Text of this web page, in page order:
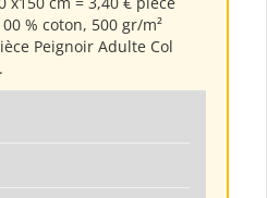
% coton, 500 gr/m²
Peignoir Adulte Col